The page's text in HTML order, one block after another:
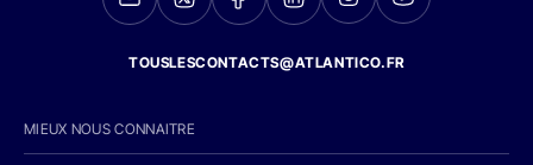
TOUSLESCONTACTS@ATLANTICO.FR
MIEUX NOUS CONNAITRE